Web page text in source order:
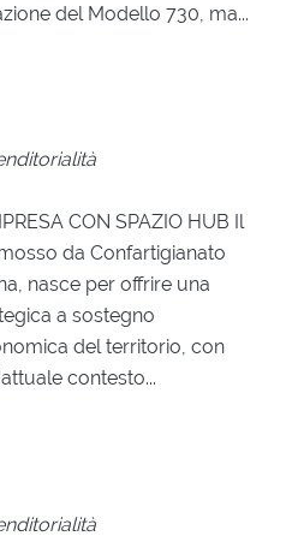
del Modello 730, ma...
CON SPAZIO HUB Il
da Confartigianato
nasce per offrire una
a sostegno
del territorio, con
contesto...